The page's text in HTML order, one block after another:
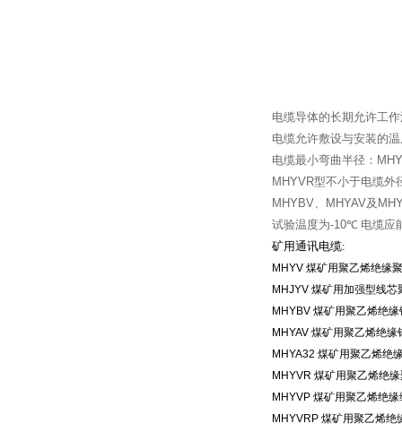
电缆导体的长期允许工
电缆允许敷设与安装的
电缆最小弯曲半径：
MHYVR型不小于电缆外
MHYBV、 MHYAV及
试验温度为-10℃ 电缆应
矿用通讯电缆:
MHYV 煤矿用聚乙烯绝缘
MHJYV 煤矿用加强型线芯
MHYBV 煤矿用聚乙烯绝
MHYAV 煤矿用聚乙烯绝缘
MHYA32 煤矿用聚乙烯绝
MHYVR 煤矿用聚乙烯绝
MHYVP 煤矿用聚乙烯绝
MHYVRP 煤矿用聚乙烯绝